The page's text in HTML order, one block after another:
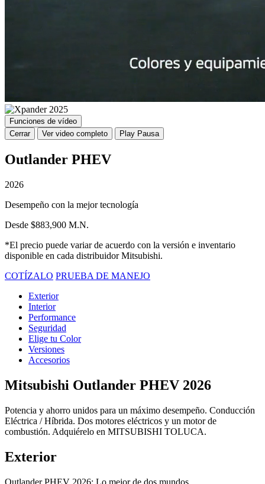
Funciones de vídeo
Cerrar
Ver video completo Play Pausa
Outlander PHEV
2026
Desempeño con la mejor tecnología
Desde $883,900 M.N.
*El precio puede variar de acuerdo con la versión e inventario
disponible en cada distribuidor Mitsubishi.
COTÍZALO PRUEBA DE MANEJO
Exterior
Interior
Performance
Seguridad
Elige tu Color
Versiones
Accesorios
Mitsubishi Outlander PHEV 2026
Potencia y ahorro unidos para un máximo desempeño. Conducción
Eléctrica / Híbrida. Dos motores eléctricos y un motor de
combustión. Adquiérelo en MITSUBISHI TOLUCA.
Exterior
Outlander PHEV 2026: Lo mejor de dos mundos